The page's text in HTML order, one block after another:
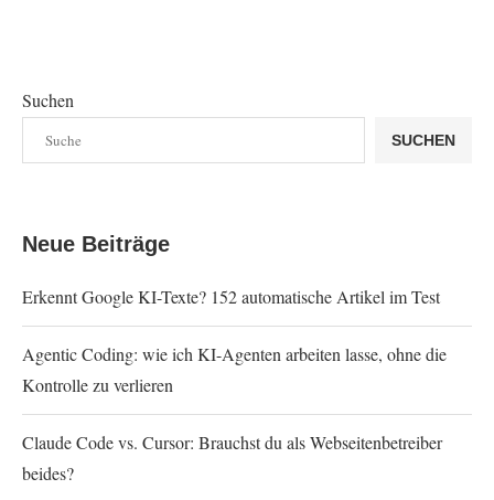
Suchen
SUCHEN
Neue Beiträge
Erkennt Google KI-Texte? 152 automatische Artikel im Test
Agentic Coding: wie ich KI-Agenten arbeiten lasse, ohne die
Kontrolle zu verlieren
Claude Code vs. Cursor: Brauchst du als Webseitenbetreiber
beides?